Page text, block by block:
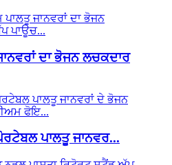
ਦਾ ਭੋਜਨ ਲਚਕਦਾਰ
ਪਾਲਤੂ ਜਾਨਵਰ...